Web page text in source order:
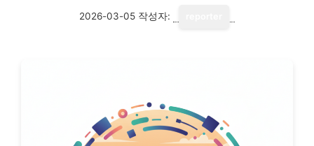
2026-03-05 작성자: